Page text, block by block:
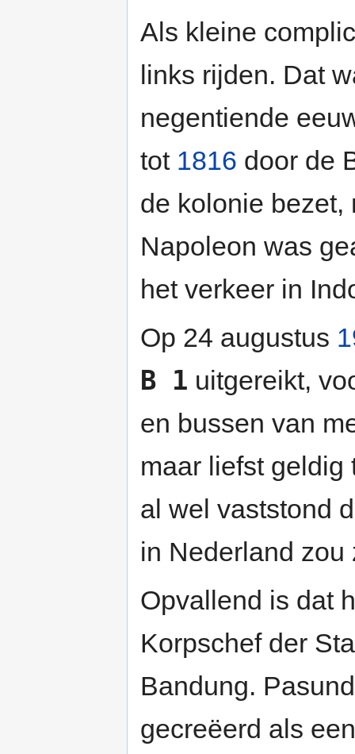
Als kleine
links rijden. Dat
negentiende
tot 1816 door de
de kolonie
Napoleon was
het verkeer in
Op 24 augustus
B 1 uitgereikt,
en bussen van
maar liefst
al wel vaststond
in Nederland zou
Opvallend is dat
Korpschef der
Bandung.
gecreëerd als